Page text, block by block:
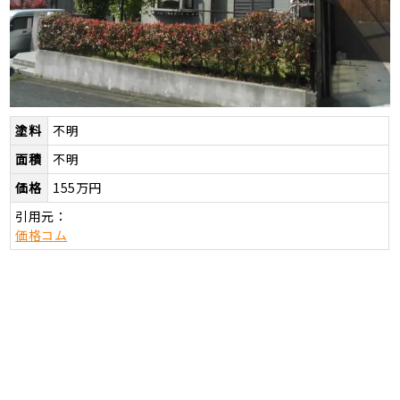
塗料
不明
面積
不明
価格
155万円
引用元：
価格コム